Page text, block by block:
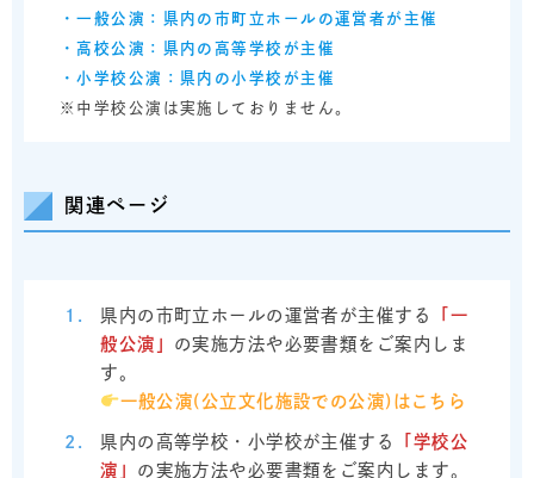
・一般公演：県内の市町立ホールの運営者が主催
・高校公演：県内の高等学校が主催
・小学校公演：県内の小学校が主催
※中学校公演は実施しておりません。
関連ページ
県内の市町立ホールの運営者が主催する
「一
般公演」 の実施方法や必要書類をご案内しま
す。
一般公演(公立文化施設での公演)はこちら
県内の高等学校・小学校が主催する
「学校公
演」 の実施方法や必要書類をご案内します。